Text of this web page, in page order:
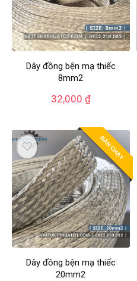
Dây đồng bện mạ thiếc
8mm2
32,000 ₫
BÁN CHẠY
Dây đồng bện mạ thiếc
20mm2